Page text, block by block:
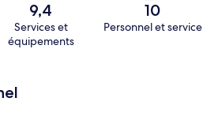
9,4
Services et
équipements
10
Personnel et service